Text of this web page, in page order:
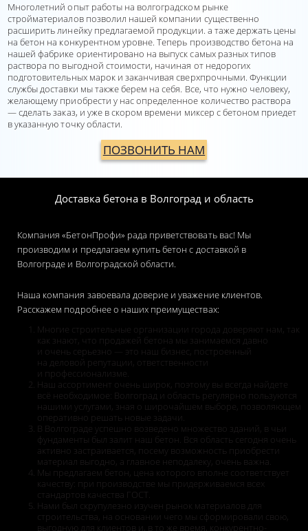
Многолетний опыт работы на волгоградском рынке
стройматериалов позволил нашей компании существенно
расширить линейку предлагаемой продукции. а таже держать цены
на бетон на конкурентном уровне. Теперь производство бетона на
нашей фабрике ориентировано на выпуск самых разных типов
раствора по выгодной стоимости, начиная от недорогих
подготовительных марок и заканчивая сверхпрочными. Функции
службы доставки мы также берем на себя. Все, что нужно человеку,
желающему приобрести у нас определенное количество раствора
— сделать заказ, и уже в скором времени миксер с бетоном приедет
в указанную точку области.
ПОЗВОНИТЬ НАМ
Доставка бетона в Волгоград и область
Компания «БетонПрофи» рада приветствовать вас! Мы
производим и предлагаем купить бетон с доставкой в
Волгограде и Волгоградской области.
Наша компания завоевала доверие и уважение клиентов.
Расскажем подробнее о наших преимуществах:
Многие строительные организации города доверяют нам, так
как знают, что продажей бетона мы занимаемся давно
и очень серьезно — это наш бизнес, построенный
на деловой репутации, ответственности
и профессионализме.
Наш ассортимент очень широк, поэтому вы всегда найдете
всё необходимое: Волгоград и область регулярно пользуются
нашими услугами, зная о широчайшем выборе, позволяющем
оперативно решать новые задачи.
В Волгограде успешно возведено множество зданий, в чьи
фундаменты был залит наш бетон. Вся область сегодня очень
активно застраивается, посему возможность приобрести
материал выгодно, а главное неподалеку, очень важна.
Мы предлагаем бетон, цена которого вполне соответствует
качеству: при производстве мы придерживаемся всех
стандартов качества ГОСТ.
Нами был скрупулезно изучен рынок материалов для
строительства, на основании чего мы сформировали свою,
выгодную для клиентов и, в то же время, конкурентно-